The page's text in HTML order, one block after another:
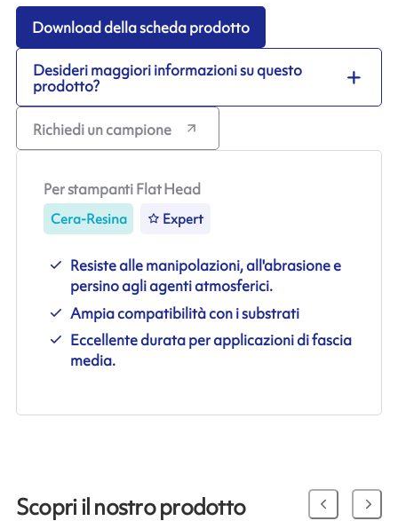
Download della scheda prodotto
Desideri maggiori informazioni su questo
prodotto?
Richiedi un campione
Per stampanti Flat Head
Cera-Resina Expert
Resiste alle manipolazioni, all'abrasione e
persino agli agenti atmosferici.
Ampia compatibilità con i substrati
Eccellente durata per applicazioni di fascia
media.
Scopri il nostro prodotto